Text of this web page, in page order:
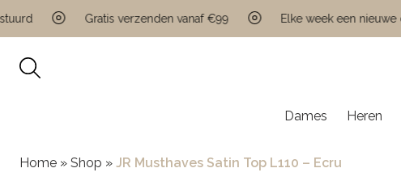
Gratis verzenden vanaf €99 Elke week een nieuwe drop!
Dames Heren
Home » Shop » JR Musthaves Satin Top L110 – Ecru